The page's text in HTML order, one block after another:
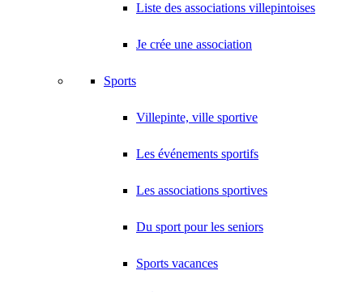
Liste des associations villepintoises
Je crée une association
Sports
Villepinte, ville sportive
Les événements sportifs
Les associations sportives
Du sport pour les seniors
Sports vacances